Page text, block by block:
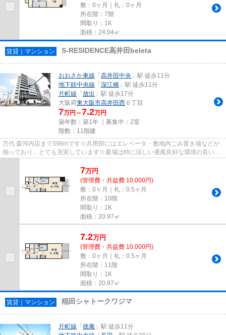
敷：0ヶ月｜礼：0ヶ月
所在階：7階
間取り：1K
面積：24.04㎡
賃貸｜マンション S-RESIDENCE高井田beleta
おおさか東線 「高井田中央 」駅 徒歩11分
地下鉄中央線 「深江橋 」駅 徒歩11分
片町線 「放出 」駅 徒歩17分
大阪府東大阪市高井田西 ６丁目
7万円～7.2万円
築年数：築1年 ｜募集中： 2室
階数：11階建
万代 森河内店まで398mです☆共用部にはエレベータ・敷地内ごみ置き場などが
揃っており、とても充実しています☆夏場は特に涼しい通風良好な環境の良い快
適空間をどうぞ☆利便性の高い設...
7万円
(管理費・共益費 10,000円)
敷：0ヶ月｜礼：0.5ヶ月
所在階：10階
間取り：1K
面積：20.97㎡
7.2万円
(管理費・共益費 10,000円)
敷：0ヶ月｜礼：0.5ヶ月
所在階：11階
間取り：1K
面積：20.97㎡
賃貸｜マンション 稲田シャトークワジマ
片町線 「徳庵 」駅 徒歩11分